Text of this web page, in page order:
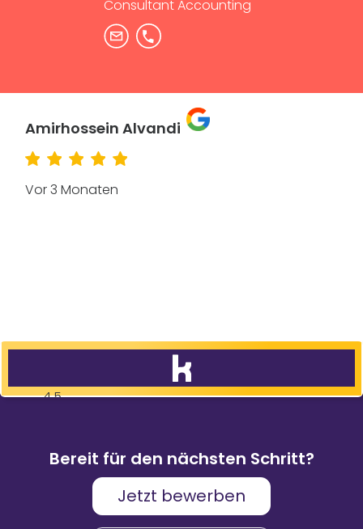
Consultant Accounting
Amirhossein Alvandi
Vor 3 Monaten
4,5
Bewertungen
Weiterempfehlungen
Karriere & Gehalt
4,2
Bereit für den nächsten Schritt?
Jetzt bewerben